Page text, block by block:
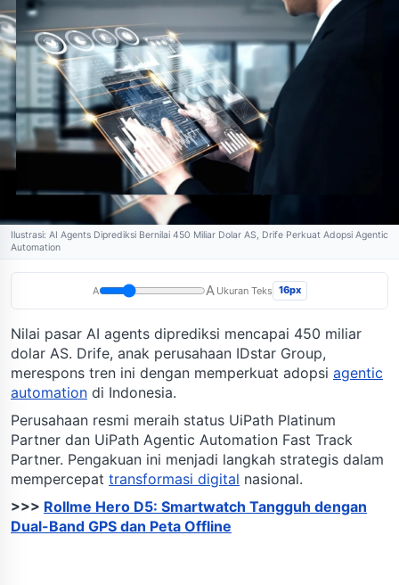
Ilustrasi: AI Agents Diprediksi Bernilai 450 Miliar Dolar AS, Drife Perkuat Adopsi Agentic
Automation
A A Ukuran Teks 16px
Nilai pasar AI agents diprediksi mencapai 450 miliar
dolar AS. Drife, anak perusahaan IDstar Group,
merespons tren ini dengan memperkuat adopsi agentic
automation di Indonesia.
Perusahaan resmi meraih status UiPath Platinum
Partner dan UiPath Agentic Automation Fast Track
Partner. Pengakuan ini menjadi langkah strategis dalam
mempercepat transformasi digital nasional.
>>> Rollme Hero D5: Smartwatch Tangguh dengan
Dual-Band GPS dan Peta Offline